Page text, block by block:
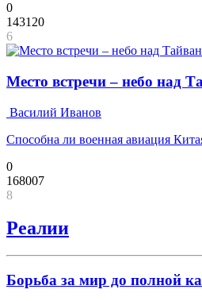
0
143120
6
Место встречи – небо над
Василий Иванов
Способна ли военная авиация
0
168007
8
Реалии
Борьба за мир до полной